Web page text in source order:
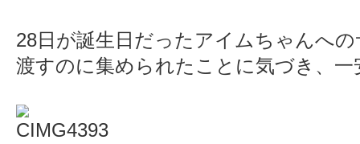
28日が誕生日だったアイムちゃんへ
渡すのに集められたことに気づき、一